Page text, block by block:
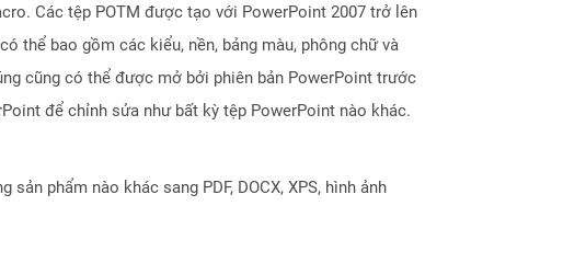
Các tệp POTM được tạo với PowerPoint 2007 trở lên
thể bao gồm các kiểu, nền, bảng màu, phông chữ và
cũng có thể được mở bởi phiên bản PowerPoint trước
để chỉnh sửa như bất kỳ tệp PowerPoint nào khác.
phẩm nào khác sang PDF, DOCX, XPS, hình ảnh